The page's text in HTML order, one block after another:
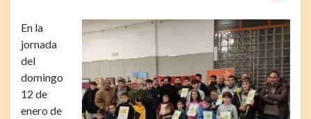
En la
jornada
del
domingo
12 de
enero de